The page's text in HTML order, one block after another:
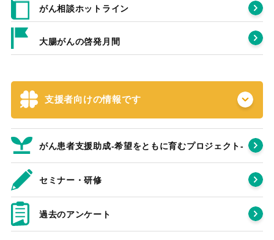
がん相談ホットライン
大腸がんの啓発月間
支援者向けの情報です
がん患者支援助成-希望をともに育むプロジェクト‐
セミナー・研修
過去のアンケート